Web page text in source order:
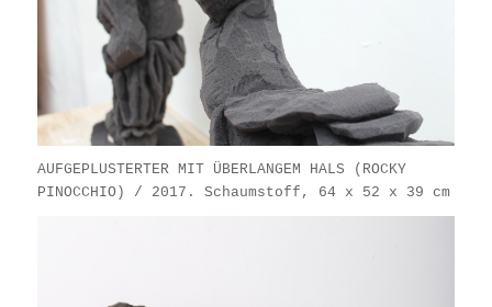
AUFGEPLUSTERTER MIT ÜBERLANGEM HALS (ROCKY
PINOCCHIO) / 2017. Schaumstoff, 64 x 52 x 39 cm